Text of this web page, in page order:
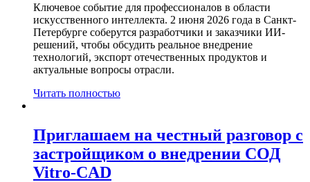
Ключевое событие для профессионалов в области
искусственного интеллекта. 2 июня 2026 года в Санкт-
Петербурге соберутся разработчики и заказчики ИИ-
решений, чтобы обсудить реальное внедрение
технологий, экспорт отечественных продуктов и
актуальные вопросы отрасли.
Читать полностью
Приглашаем на честный разговор с
застройщиком о внедрении СОД
Vitro-CAD